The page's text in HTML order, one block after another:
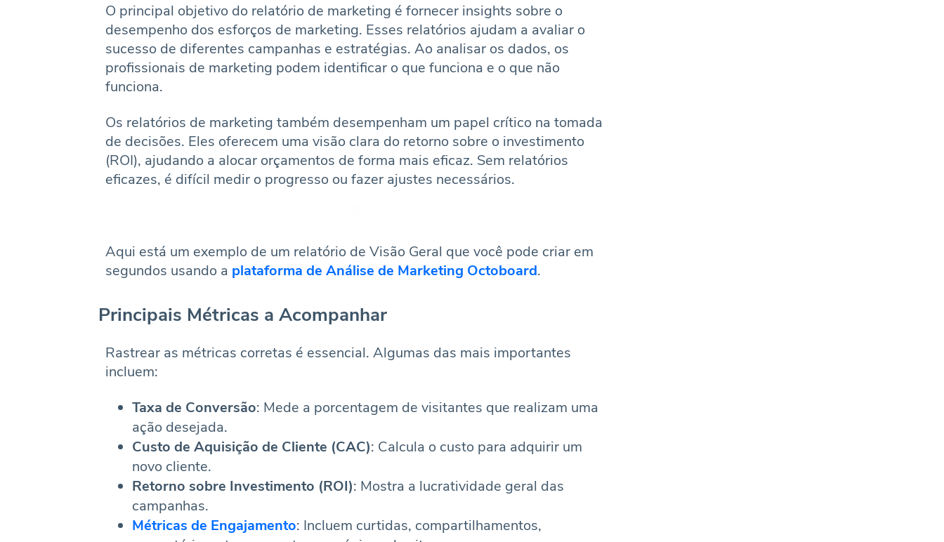
O principal objetivo do relatório de marketing é fornecer insights sobre o
desempenho dos esforços de marketing. Esses relatórios ajudam a avaliar o
sucesso de diferentes campanhas e estratégias. Ao analisar os dados, os
profissionais de marketing podem identificar o que funciona e o que não
funciona.
Os relatórios de marketing também desempenham um papel crítico na tomada
de decisões. Eles oferecem uma visão clara do retorno sobre o investimento
(ROI), ajudando a alocar orçamentos de forma mais eficaz. Sem relatórios
eficazes, é difícil medir o progresso ou fazer ajustes necessários.
Aqui está um exemplo de um relatório de Visão Geral que você pode criar em
segundos usando a plataforma de Análise de Marketing Octoboard.
Principais Métricas a Acompanhar
Rastrear as métricas corretas é essencial. Algumas das mais importantes
incluem:
Taxa de Conversão: Mede a porcentagem de visitantes que realizam uma
ação desejada.
Custo de Aquisição de Cliente (CAC): Calcula o custo para adquirir um
novo cliente.
Retorno sobre Investimento (ROI): Mostra a lucratividade geral das
campanhas.
Métricas de Engajamento: Incluem curtidas, compartilhamentos,